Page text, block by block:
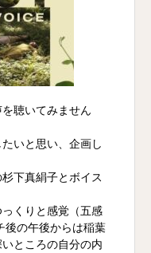
聴いてみません
いと思い、企画し
下真絹子とボイス
くりと感覚（五感
後の午後からは稲葉
ところの自分の内